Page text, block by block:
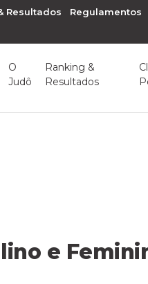
Resultados Regulamentos
O
Judô
Ranking &
Resultados
e